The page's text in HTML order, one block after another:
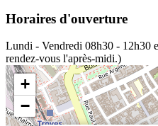
Horaires d'ouverture
Lundi - Vendredi 08h30 - 12h30
rendez-vous l'après-midi.)
+
−